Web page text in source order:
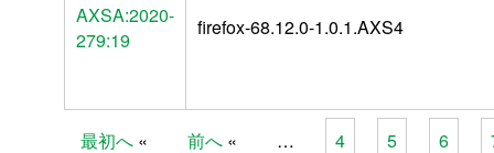
AXSA:2020-
279:19
firefox-68.12.0-1.0.1.AXS4
最初へ 前へ … 4 5 6